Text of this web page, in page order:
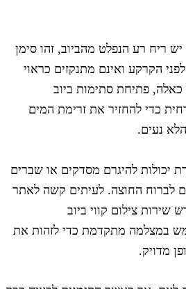
ריח רע הנפלט מהביוב, זהו סימן
הקרקע ואינם מתנקזים כראוי
פתיחת סתימות ביוב
כדי להחזיר את זרימת המים
נעים.
יכולות להיגרם מסדקים או שברים
לברוח החוצה. לעיתים קשה לאתר
צילום קווי ביוב
במצלמה מתקדמת כדי לזהות את
מדויק.